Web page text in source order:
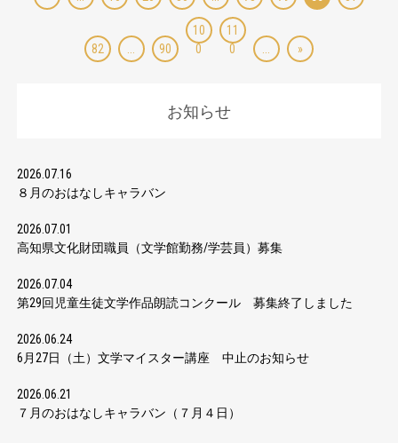
82 90
10
0
11
0
»
お知らせ
2026.07.16
８月のおはなしキャラバン
2026.07.01
高知県文化財団職員（文学館勤務/学芸員）募集
2026.07.04
第29回児童生徒文学作品朗読コンクール 募集終了しました
2026.06.24
6月27日（土）文学マイスター講座 中止のお知らせ
2026.06.21
７月のおはなしキャラバン（７月４日）